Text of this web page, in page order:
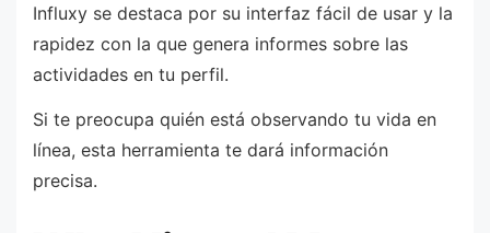
Influxy se destaca por su interfaz fácil de usar y la
rapidez con la que genera informes sobre las
actividades en tu perfil.
Si te preocupa quién está observando tu vida en
línea, esta herramienta te dará información
precisa.